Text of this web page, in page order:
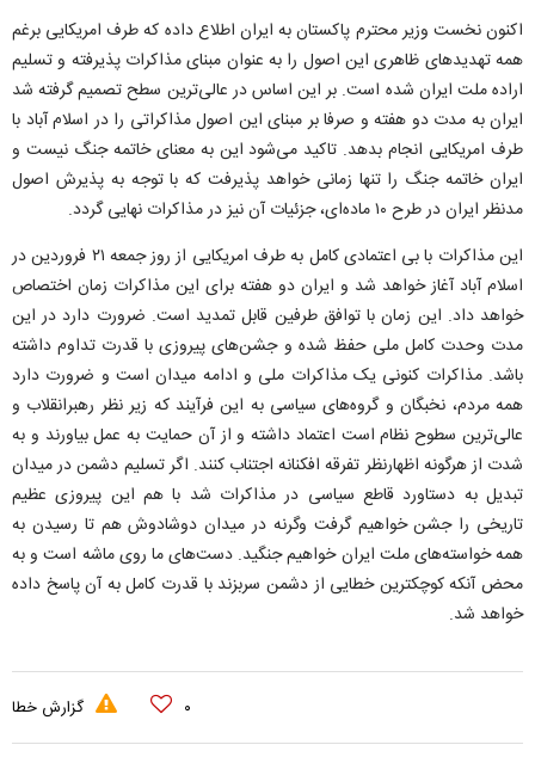
اکنون نخست وزیر محترم پاکستان به ایران اطلاع داده که طرف امریکایی برغم
همه تهدید‌های ظاهری این اصول را به عنوان مبنای مذاکرات پذیرفته و تسلیم
اراده ملت ایران شده است. بر این اساس در عالی‌ترین سطح تصمیم گرفته شد
ایران به مدت دو هفته و صرفا بر مبنای این اصول مذاکراتی را در اسلام آباد با
طرف امریکایی انجام بدهد. تاکید می‌شود این به معنای خاتمه جنگ نیست و
ایران خاتمه جنگ را تنها زمانی خواهد پذیرفت که با توجه به پذیرش اصول
مدنظر ایران در طرح ۱۰ ماده‌ای، جزئیات آن نیز در مذاکرات نهایی گردد.
این مذاکرات با بی اعتمادی کامل به طرف امریکایی از روز جمعه ۲۱ فروردین در
اسلام آباد آغاز خواهد شد و ایران دو هفته برای این مذاکرات زمان اختصاص
خواهد داد. این زمان با توافق طرفین قابل تمدید است. ضرورت دارد در این
مدت وحدت کامل ملی حفظ شده و جشن‌های پیروزی با قدرت تداوم داشته
باشد. مذاکرات کنونی یک مذاکرات ملی و ادامه میدان است و ضرورت دارد
همه مردم، نخبگان و گروه‌های سیاسی به این فرآیند که زیر نظر رهبرانقلاب و
عالی‌ترین سطوح نظام است اعتماد داشته و از آن حمایت به عمل بیاورند و به
شدت از هرگونه اظهارنظر تفرقه افکنانه اجتناب کنند. اگر تسلیم دشمن در میدان
تبدیل به دستاورد قاطع سیاسی در مذاکرات شد با هم این پیروزی عظیم
تاریخی را جشن خواهیم گرفت وگرنه در میدان دوشادوش هم تا رسیدن به
همه خواسته‌های ملت ایران خواهیم جنگید. دست‌های ما روی ماشه است و به
محض آنکه کوچکترین خطایی از دشمن سربزند با قدرت کامل به آن پاسخ داده
خواهد شد.
۰ گزارش خطا